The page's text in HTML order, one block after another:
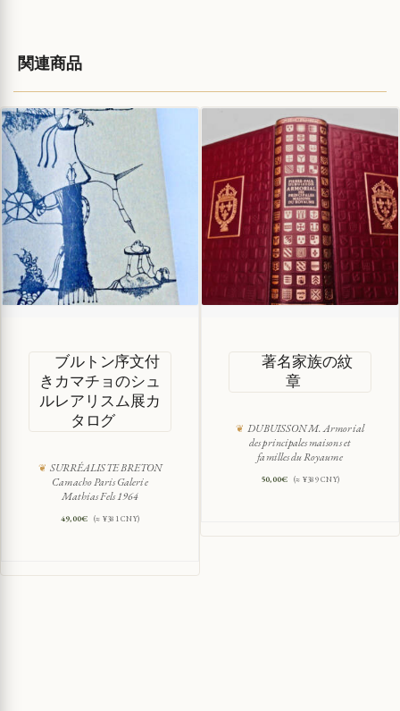
関連商品
ブルトン序文付
きカマチョのシュ
ルレアリスム展カ
タログ
SURRÉALISTE BRETON
Camacho Paris Galerie
Mathias Fels 1964
49,00€ (≈ ¥381 CNY)
著名家族の紋
章
DUBUISSON M. Armorial
des principales maisons et
familles du Royaume
50,00€ (≈ ¥389 CNY)